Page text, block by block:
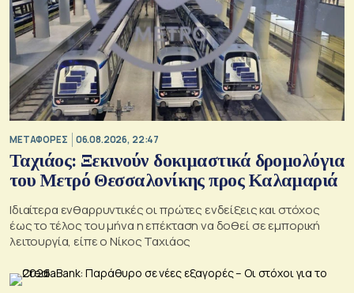
ΜΕΤΑΦΟΡΕΣ 06.08.2026, 22:47
Ταχιάος: Ξεκινούν δοκιμαστικά δρομολόγια
του Μετρό Θεσσαλονίκης προς Καλαμαριά
Ιδιαίτερα ενθαρρυντικές οι πρώτες ενδείξεις και στόχος
έως το τέλος του μήνα η επέκταση να δοθεί σε εμπορική
λειτουργία, είπε ο Νίκος Ταχιάος